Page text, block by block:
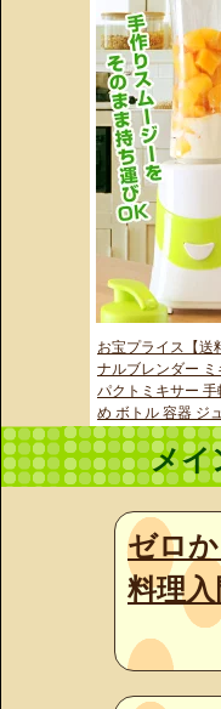
お宝プライス【送
ナルブレンダー
パクトミキサー
め ボトル 容器 ジ
メイ
ゼロ
料理入